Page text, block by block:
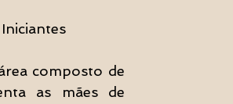
composto de
as mães de